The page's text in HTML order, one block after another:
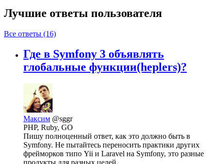
Лучшие ответы пользователя
Все ответы (16)
Где в Symfony 3 объявлять
глобальные функции(heplers)?
Максим @sggr
PHP, Ruby, GO
Пишу полноценный ответ, как это должно быть в
Symfony. Не пытайтесь переносить практики других
фрейморков типо Yii и Laravel на Symfony, это разные